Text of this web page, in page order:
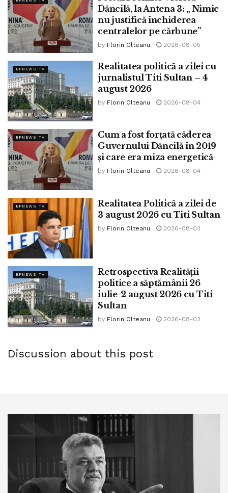
Credit foto: Facebook Titi Sultan
De la ora 19.00, jurnalistul Titi Sultan a realizat emisiunea
RAZVAN GAVRILESCU- Analist Politic,
VICTOR VOICU- Membru Partidul AUR
Organizația Sector 6
SORIN SIMA – Membru Partidul SOS România.
Emisiunile au putut fi urmărite și live pe pagina de
Facebook Profi 24 TV sau pe canalul de Youtube cu
același nume.
Telespectatorii care au intenționat să intre în direct cu
invitații au putut apela numărul de telefon 0726989877.
Tags: Titi Sultan
Dăncilă, la Antena 3: „ Nimic
nu justifică închiderea
centralelor pe cărbune”
by Florin Olteanu 2026-08-05
BPNEWS TV
Realitatea politică a zilei cu
jurnalistul Titi Sultan – 4
august 2026
by Florin Olteanu 2026-08-04
BPNEWS TV
Cum a fost forțată căderea
Guvernului Dăncilă în 2019
și care era miza energetică
by Florin Olteanu 2026-08-04
BPNEWS TV
Realitatea Politică a zilei de
3 august 2026 cu Titi Sultan
by Florin Olteanu 2026-08-03
BPNEWS TV
Retrospectiva Realității
politice a săptămânii 26
iulie-2 august 2026 cu Titi
Sultan
by Florin Olteanu 2026-08-02
Discussion about this post